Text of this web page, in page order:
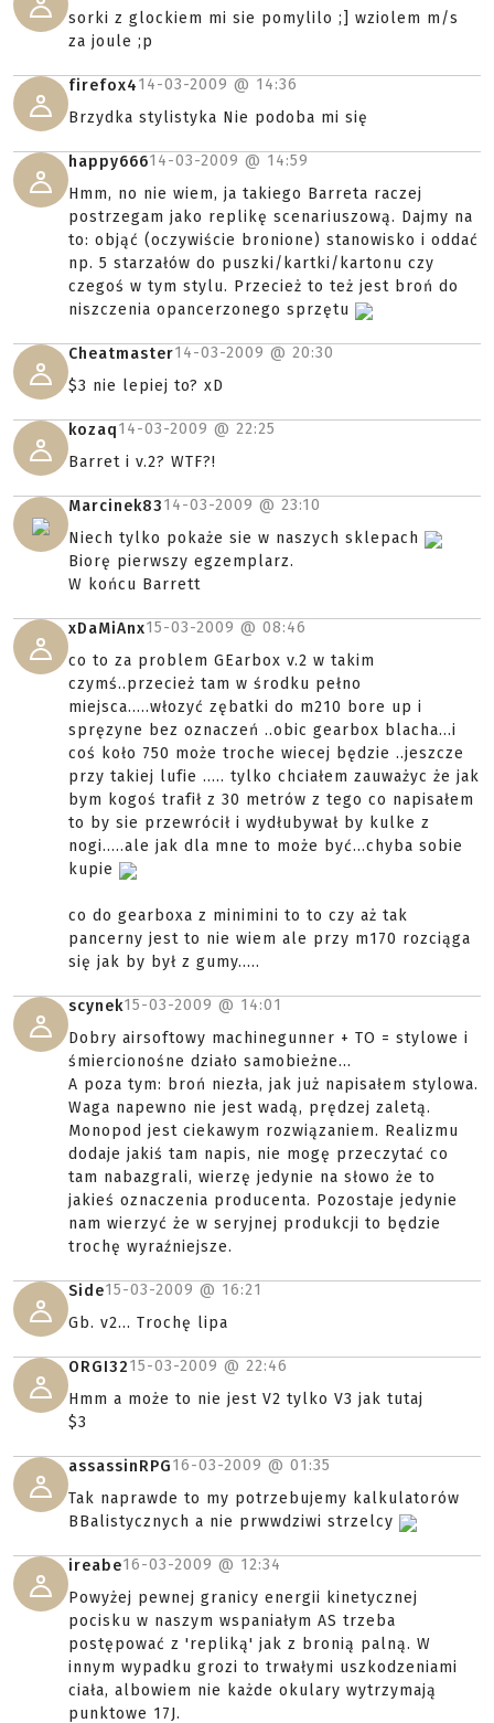
sorki z glockiem mi sie pomylilo ;] wziolem m/s
za joule ;p
firefox414-03-2009 @ 14:36
Brzydka stylistyka Nie podoba mi się
happy66614-03-2009 @ 14:59
Hmm, no nie wiem, ja takiego Barreta raczej
postrzegam jako replikę scenariuszową. Dajmy na
to: objąć (oczywiście bronione) stanowisko i oddać
np. 5 starzałów do puszki/kartki/kartonu czy
czegoś w tym stylu. Przecież to też jest broń do
niszczenia opancerzonego sprzętu
Cheatmaster14-03-2009 @ 20:30
$3 nie lepiej to? xD
kozaq14-03-2009 @ 22:25
Barret i v.2? WTF?!
Marcinek8314-03-2009 @ 23:10
Niech tylko pokaże sie w naszych sklepach
Biorę pierwszy egzemplarz.
W końcu Barrett
xDaMiAnx15-03-2009 @ 08:46
co to za problem GEarbox v.2 w takim
czymś..przecież tam w środku pełno
miejsca.....włozyć zębatki do m210 bore up i
spręzyne bez oznaczeń ..obic gearbox blacha...i
coś koło 750 może troche wiecej będzie ..jeszcze
przy takiej lufie ..... tylko chciałem zauważyc że jak
bym kogoś trafił z 30 metrów z tego co napisałem
to by sie przewrócił i wydłubywał by kulke z
nogi.....ale jak dla mne to może być...chyba sobie
kupie
co do gearboxa z minimini to to czy aż tak
pancerny jest to nie wiem ale przy m170 rozciąga
się jak by był z gumy.....
scynek15-03-2009 @ 14:01
Dobry airsoftowy machinegunner + TO = stylowe i
śmiercionośne działo samobieżne...
A poza tym: broń niezła, jak już napisałem stylowa.
Waga napewno nie jest wadą, prędzej zaletą.
Monopod jest ciekawym rozwiązaniem. Realizmu
dodaje jakiś tam napis, nie mogę przeczytać co
tam nabazgrali, wierzę jedynie na słowo że to
jakieś oznaczenia producenta. Pozostaje jedynie
nam wierzyć że w seryjnej produkcji to będzie
trochę wyraźniejsze.
Side15-03-2009 @ 16:21
Gb. v2... Trochę lipa
ORGI3215-03-2009 @ 22:46
Hmm a może to nie jest V2 tylko V3 jak tutaj
$3
assassinRPG16-03-2009 @ 01:35
Tak naprawde to my potrzebujemy kalkulatorów
BBalistycznych a nie prwwdziwi strzelcy
ireabe16-03-2009 @ 12:34
Powyżej pewnej granicy energii kinetycznej
pocisku w naszym wspaniałym AS trzeba
postępować z 'repliką' jak z bronią palną. W
innym wypadku grozi to trwałymi uszkodzeniami
ciała, albowiem nie każde okulary wytrzymają
punktowe 17J.